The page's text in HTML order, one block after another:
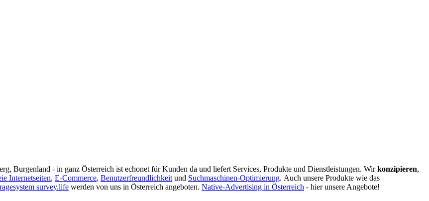
Burgenland - in ganz Österreich ist echonet für Kunden da und liefert Services, Produkte und Dienstleistungen. Wirkonzipieren,
Internetseiten, E-Commerce, Benutzerfreundlichkeit und Suchmaschinen-Optimierung. Auch unsere Produkte wie das
survey.life werden von uns in Österreich angeboten. Native-Advertising in Österreich - hier unsere Angebote!